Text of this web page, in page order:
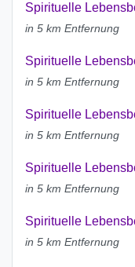
Spirituelle
in 5 km Entfernung
Spirituelle
in 5 km Entfernung
Spirituelle
in 5 km Entfernung
Spirituelle
in 5 km Entfernung
Spirituelle
in 5 km Entfernung